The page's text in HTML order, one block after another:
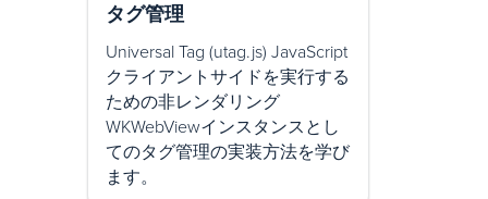
タグ管理
Universal Tag (utag.js) JavaScript
クライアントサイドを実行する
ための非レンダリング
WKWebViewインスタンスとし
てのタグ管理の実装方法を学び
ます。